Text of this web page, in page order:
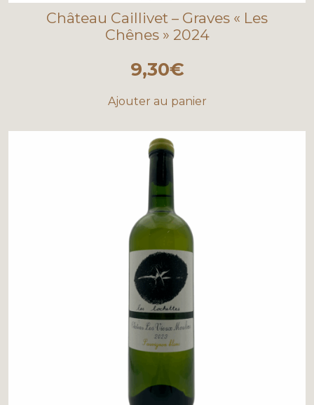
Château Caillivet – Graves « Les
Chênes » 2024
9,30€
Ajouter au panier